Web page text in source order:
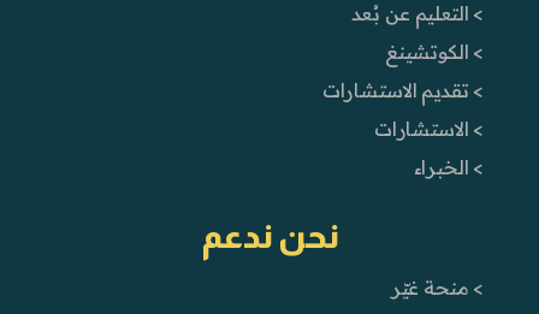
> التعليم عن بُعد
> الكوتشينغ
> تقديم الاستشارات
> الاستشارات
> الخبراء
نحن ندعم
> منحة غيّر